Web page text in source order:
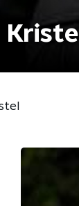
Kristel